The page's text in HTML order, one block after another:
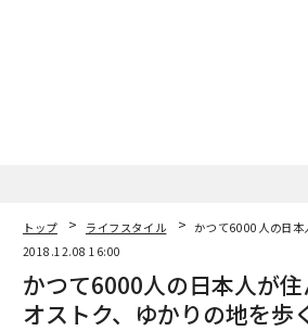
トップ ライフスタイル
かつて6000人の日本
2018.12.08 16:00
かつて6000人の日本人が
オストク、ゆかりの地を歩